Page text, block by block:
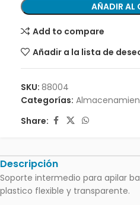
AÑADIR AL
Add to compare
Añadir a la lista de
SKU: 88004
Categorías:
Share:
Descripción
Soporte intermedio para apilar
plastico flexible y transparente.